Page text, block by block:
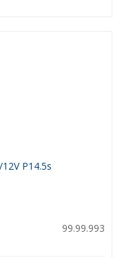
P14.5s
99.99.993